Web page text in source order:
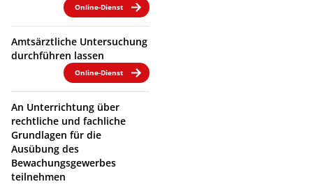
Online-Dienst
Amtsärztliche Untersuchung
durchführen lassen
Online-Dienst
An Unterrichtung über
rechtliche und fachliche
Grundlagen für die
Ausübung des
Bewachungsgewerbes
teilnehmen